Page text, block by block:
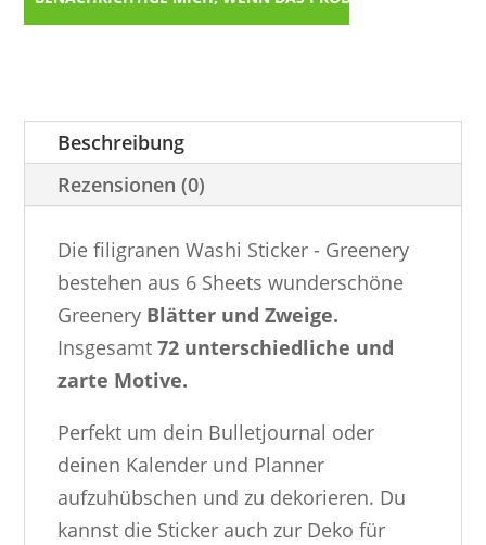
Beschreibung
Rezensionen (0)
Die filigranen Washi Sticker - Greenery
bestehen aus 6 Sheets wunderschöne
Greenery Blätter und Zweige.
Insgesamt72 unterschiedliche und
zarte Motive.
Perfekt um dein Bulletjournal oder
deinen Kalender und Planner
aufzuhübschen und zu dekorieren. Du
kannst die Sticker auch zur Deko für